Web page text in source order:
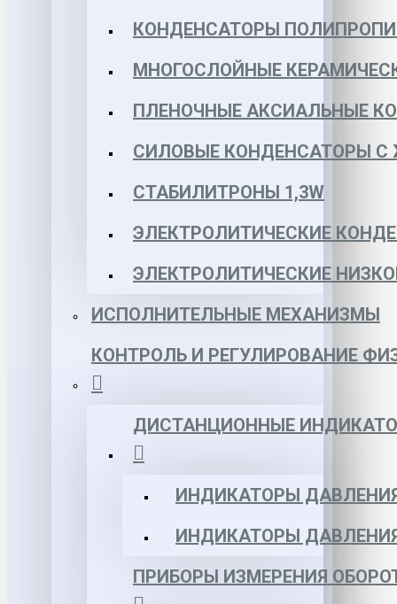
КОНДЕНСАТОРЫ
МНОГОСЛОЙНЫЕ
ПЛЕНОЧНЫЕ АКСИАЛЬНЫЕ
СИЛОВЫЕ КОНДЕНСАТОРЫ
СТАБИЛИТРОНЫ 1,3W
ЭЛЕКТРОЛИТИЧЕСКИЕ
ЭЛЕКТРОЛИТИЧЕСКИЕ
ИСПОЛНИТЕЛЬНЫЕ МЕХАНИЗМЫ
КОНТРОЛЬ И РЕГУЛИРОВАНИЕ
ДИСТАНЦИОННЫЕ
ИНДИКАТОРЫ
ИНДИКАТОРЫ
ПРИБОРЫ ИЗМЕРЕНИЯ